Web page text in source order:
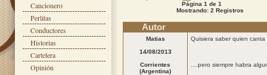
Página 1 de 1
Mostrando: 2 Registros
Autor
Matias
14/08/2013
Corrientes
(Argentina)
Quisiera saber quien
....pero siempre habra
Cancionero
Perlitas
Conductores
Historias
Cartelera
Opinión